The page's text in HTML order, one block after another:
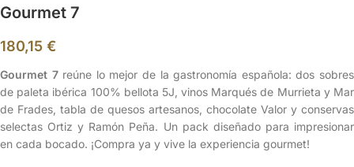
Gourmet 7
180,15 €
Gourmet 7reúne lo mejor de la gastronomía española: dos sobres
de paleta ibérica 100% bellota 5J, vinos Marqués de Murrieta y Mar
de Frades, tabla de quesos artesanos, chocolate Valor y conservas
selectas Ortiz y Ramón Peña. Un pack diseñado para impresionar
en cada bocado. ¡Compra ya y vive la experiencia gourmet!